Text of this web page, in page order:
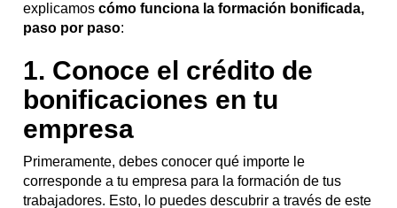
explicamoscómo funciona la formación bonificada,
paso por paso:
1. Conoce el crédito de
bonificaciones en tu
empresa
Primeramente, debes conocer qué importe le
corresponde a tu empresa para la formación de tus
trabajadores. Esto, lo puedes descubrir a través de este